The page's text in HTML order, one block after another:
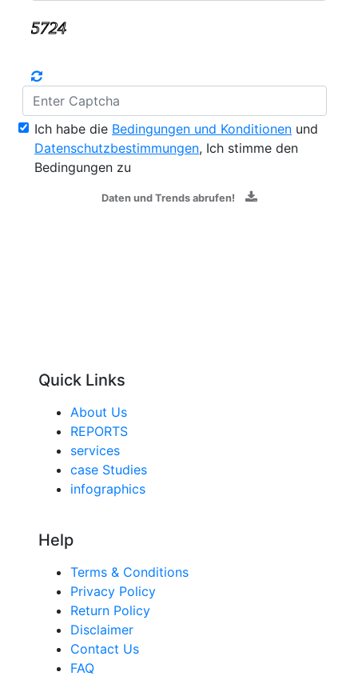
Ich habe die Bedingungen und Konditionen und
Datenschutzbestimmungen, Ich stimme den
Bedingungen zu
Daten und Trends abrufen!
Quick Links
About Us
REPORTS
services
case Studies
infographics
Help
Terms & Conditions
Privacy Policy
Return Policy
Disclaimer
Contact Us
FAQ